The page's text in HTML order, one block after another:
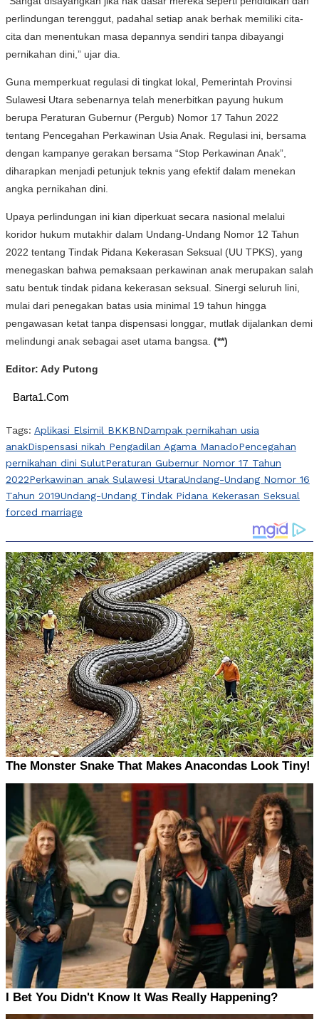
perlindungan terenggut, padahal setiap anak berhak memiliki cita-
cita dan menentukan masa depannya sendiri tanpa dibayangi
pernikahan dini,” ujar dia.
Guna memperkuat regulasi di tingkat lokal, Pemerintah Provinsi
Sulawesi Utara sebenarnya telah menerbitkan payung hukum
berupa Peraturan Gubernur (Pergub) Nomor 17 Tahun 2022
tentang Pencegahan Perkawinan Usia Anak. Regulasi ini, bersama
dengan kampanye gerakan bersama “Stop Perkawinan Anak”,
diharapkan menjadi petunjuk teknis yang efektif dalam menekan
angka pernikahan dini.
Upaya perlindungan ini kian diperkuat secara nasional melalui
koridor hukum mutakhir dalam Undang-Undang Nomor 12 Tahun
2022 tentang Tindak Pidana Kekerasan Seksual (UU TPKS), yang
menegaskan bahwa pemaksaan perkawinan anak merupakan salah
satu bentuk tindak pidana kekerasan seksual. Sinergi seluruh lini,
mulai dari penegakan batas usia minimal 19 tahun hingga
pengawasan ketat tanpa dispensasi longgar, mutlak dijalankan demi
melindungi anak sebagai aset utama bangsa. (**)
Editor: Ady Putong
Barta1.Com
Tags: Aplikasi Elsimil BKKBNDampak pernikahan usia
anakDispensasi nikah Pengadilan Agama ManadoPencegahan
pernikahan dini SulutPeraturan Gubernur Nomor 17 Tahun
2022Perkawinan anak Sulawesi UtaraUndang-Undang Nomor 16
Tahun 2019Undang-Undang Tindak Pidana Kekerasan Seksual
forced marriage